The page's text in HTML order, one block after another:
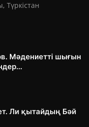
Мәдениетті шығын
Ли қытайдың Бәй